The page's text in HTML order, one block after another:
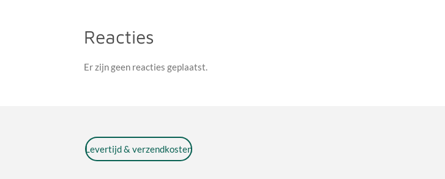
Reacties
Er zijn geen reacties geplaatst.
Levertijd & verzendkosten